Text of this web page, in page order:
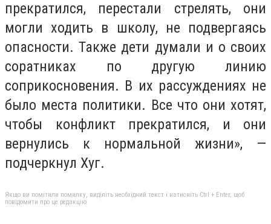
прекратился, перестали стрелять, они
могли ходить в школу, не подвергаясь
опасности. Также дети думали и о своих
соратниках по другую линию
соприкосновения. В их рассуждениях не
было места политики. Все что они хотят,
чтобы конфликт прекратился, и они
вернулись к нормальной жизни», —
подчеркнул Хуг.
Якщо ви помітили помилку, виділіть необхідний текст і натисніть Ctrl + Enter, щоб
повідомити про це редакцію